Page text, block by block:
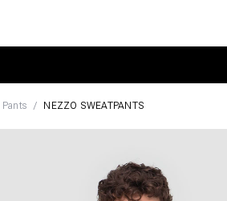
Pants NEZZO SWEATPANTS